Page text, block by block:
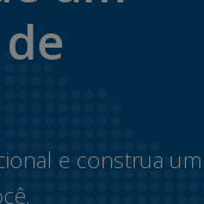
e construa um